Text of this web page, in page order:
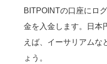
BITPOINTの口座にロ
金を入金します。日本
えば、イーサリアムな
ょう。